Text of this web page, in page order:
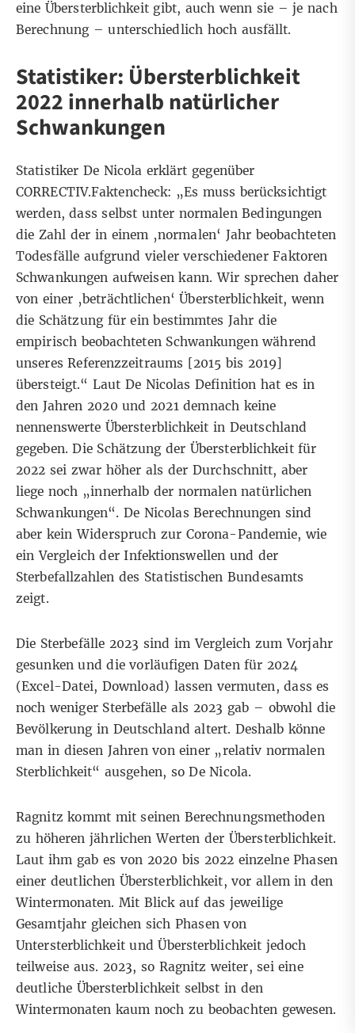
eine Übersterblichkeit gibt, auch wenn sie – je nach
Berechnung – unterschiedlich hoch ausfällt.
Statistiker: Übersterblichkeit
2022 innerhalb natürlicher
Schwankungen
Statistiker De Nicola erklärt gegenüber
CORRECTIV.Faktencheck: „Es muss berücksichtigt
werden, dass selbst unter normalen Bedingungen
die Zahl der in einem ‚normalen‘ Jahr beobachteten
Todesfälle aufgrund vieler verschiedener Faktoren
Schwankungen aufweisen kann. Wir sprechen daher
von einer ‚beträchtlichen‘ Übersterblichkeit, wenn
die Schätzung für ein bestimmtes Jahr die
empirisch beobachteten Schwankungen während
unseres Referenzzeitraums [2015 bis 2019]
übersteigt.“ Laut De Nicolas Definition hat es in
den Jahren 2020 und 2021 demnach keine
nennenswerte Übersterblichkeit in Deutschland
gegeben. Die Schätzung der Übersterblichkeit für
2022 sei zwar höher als der Durchschnitt, aber
liege noch „innerhalb der normalen natürlichen
Schwankungen“. De Nicolas Berechnungen sind
aber kein Widerspruch zur Corona-Pandemie, wie
ein Vergleich der Infektionswellen und der
Sterbefallzahlen des Statistischen Bundesamts
zeigt.
Die Sterbefälle 2023 sind im Vergleich zum Vorjahr
gesunken unddie vorläufigen Daten für 2024
(Excel-Datei, Download) lassen vermuten, dass es
noch weniger Sterbefälle als 2023 gab – obwohl die
Bevölkerung in Deutschland altert. Deshalb könne
man in diesen Jahren von einer „relativ normalen
Sterblichkeit“ ausgehen, so De Nicola.
Ragnitz kommt mit seinen Berechnungsmethoden
zu höheren jährlichen Werten der Übersterblichkeit.
Laut ihm gab es von 2020 bis 2022 einzelne Phasen
einer deutlichen Übersterblichkeit, vor allem in den
Wintermonaten. Mit Blick auf das jeweilige
Gesamtjahr gleichen sich Phasen von
Untersterblichkeit und Übersterblichkeit jedoch
teilweise aus. 2023, so Ragnitz weiter, sei eine
deutliche Übersterblichkeit selbst in den
Wintermonaten kaum noch zu beobachten gewesen.